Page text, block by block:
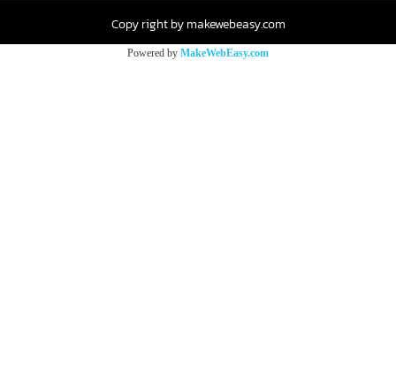
Copy right by makewebeasy.com
Powered by MakeWebEasy.com